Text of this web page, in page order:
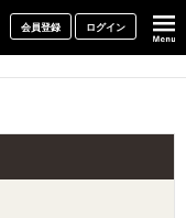
会員登録 ログイン